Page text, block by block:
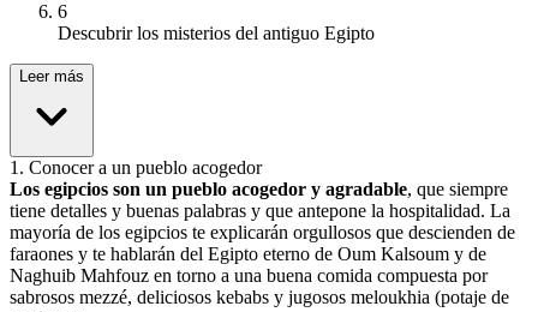
6
Descubrir los misterios del antiguo Egipto
Leer más
1 . Conocer a un pueblo acogedor
Los egipcios son un pueblo acogedor y agradable, que siempre
tiene detalles y buenas palabras y que antepone la hospitalidad. La
mayoría de los egipcios te explicarán orgullosos que descienden de
faraones y te hablarán del Egipto eterno de Oum Kalsoum y de
Naghuib Mahfouz en torno a una buena comida compuesta por
sabrosos mezzé, deliciosos kebabs y jugosos meloukhia (potaje de